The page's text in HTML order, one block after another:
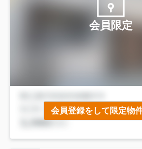
会員限定
会員登録をして限定物